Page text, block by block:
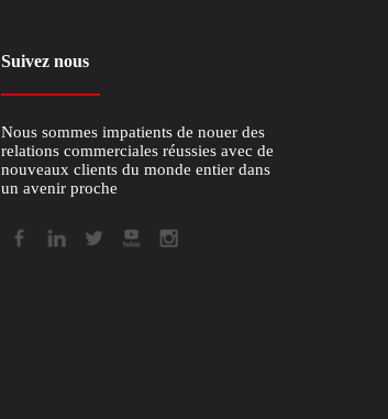
Suivez nous
Nous sommes impatients de nouer des
relations commerciales réussies avec de
nouveaux clients du monde entier dans
un avenir proche